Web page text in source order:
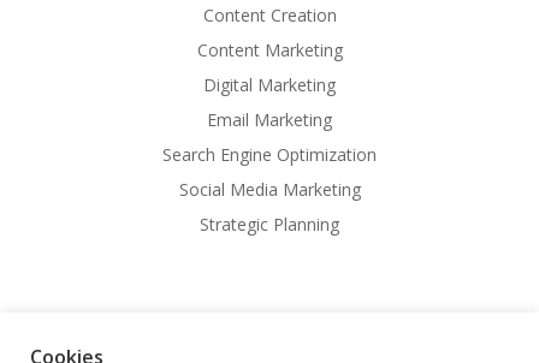
Content Creation
Content Marketing
Digital Marketing
Email Marketing
Search Engine Optimization
Social Media Marketing
Strategic Planning
Cookies